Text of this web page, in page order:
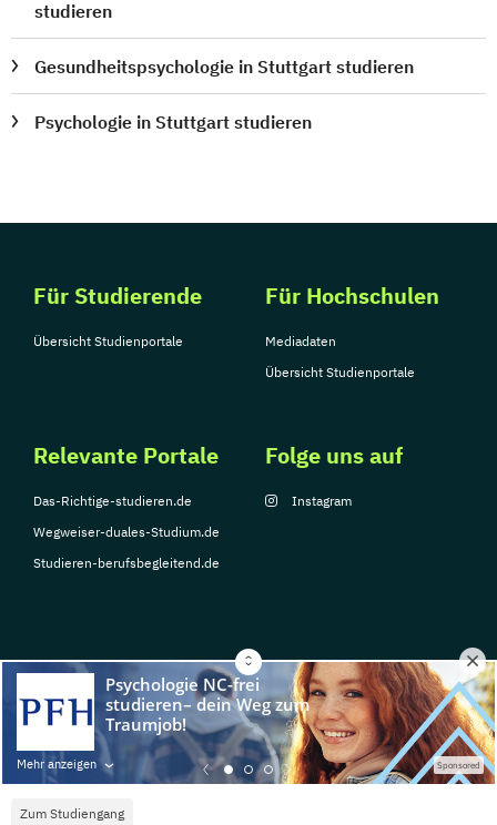
Zum Studiengang
Mehr anzeigen Sponsored
studieren
Gesundheitspsychologie in Stuttgart studieren
Psychologie in Stuttgart studieren
Für Studierende
Übersicht Studienportale
Für Hochschulen
Mediadaten
Übersicht Studienportale
Relevante Portale
Das-Richtige-studieren.de
Wegweiser-duales-Studium.de
Studieren-berufsbegleitend.de
Folge uns auf
Instagram
© Copyright 2026, TarGroup Media GmbH
Datenschutzerklärung Nutzungsbedingungen